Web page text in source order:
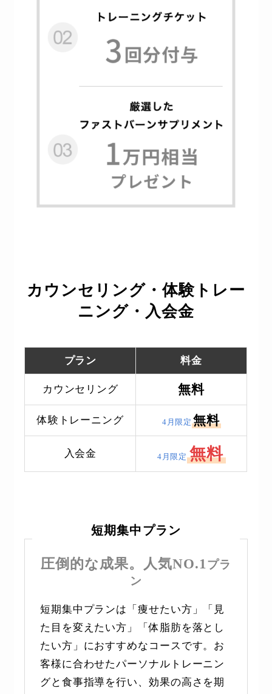
カウンセリング・体験トレー
ニング・入会金
プラン 料金
カウンセリング 無料
体験トレーニング 4月限定無料
入会金 4月限定 無料
短期集中プラン
圧倒的な成果。人気NO.1プラ
ン
短期集中プランは「痩せたい方」「見
た目を変えたい方」「体脂肪を落とし
たい方」におすすめなコースです。お
客様に合わせたパーソナルトレーニン
グと食事指導を行い、効果の高さを期